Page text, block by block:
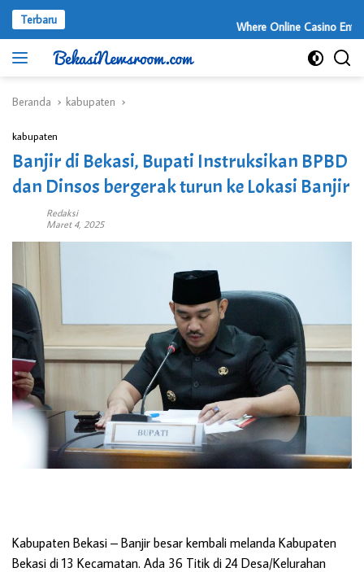
Langsung
konten
Terbaru Where Online Casino
Beranda kabupaten
kabupaten
Banjir di Bekasi, Bupati Instruksikan BPBD
dan Dinsos bergerak turun ke Lokasi Banjir
Redaksi
Maret 4, 2025
Kabupaten Bekasi – Banjir besar kembali melanda Kabupaten
Bekasi di 13 Kecamatan. Ada 36 Titik di 24 Desa/Kelurahan